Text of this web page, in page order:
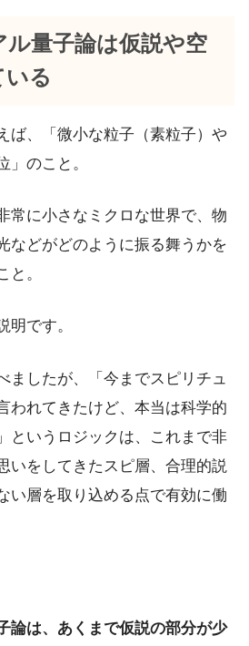
量子論は仮説や空
る
ば、「微小な粒子（素粒子）や
」のこと。
常に小さなミクロな世界で、物
などがどのように振る舞うかを
と。
明です。
ましたが、「今までスピリチュ
われてきたけど、本当は科学的
というロジックは、これまで非
いをしてきたスピ層、合理的説
い層を取り込める点で有効に働
論は、あくまで仮説の部分が少